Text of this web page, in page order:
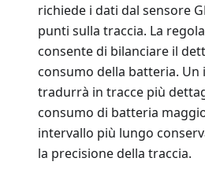
richiede i dati dal sensore
punti sulla traccia. La
consente di bilanciare il
consumo della batteria. Un
tradurrà in tracce più
consumo di batteria
intervallo più lungo
la precisione della traccia.